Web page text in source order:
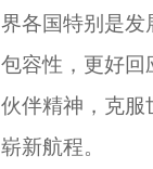
界各国特别是发
包容性，更好回
伙伴精神，克服
崭新航程。